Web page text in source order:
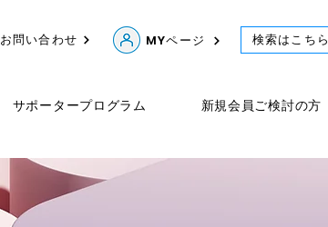
お問い合わせ MYページ 検索はこちら
サポータープログラム 新規会員ご検討の方